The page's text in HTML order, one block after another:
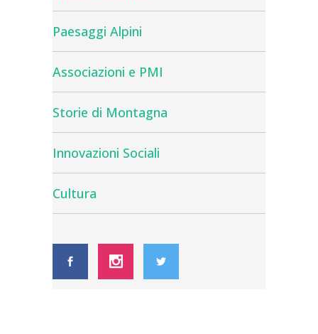
Paesaggi Alpini
Associazioni e PMI
Storie di Montagna
Innovazioni Sociali
Cultura